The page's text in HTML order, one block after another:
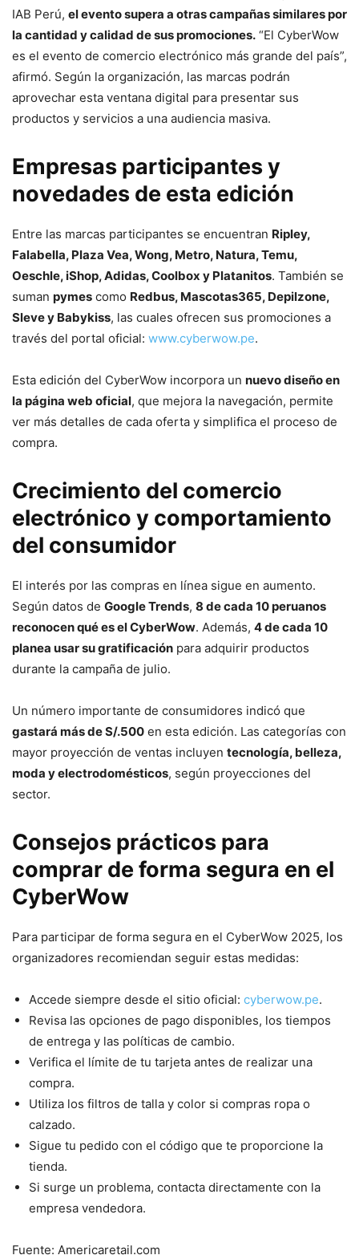
IAB Perú, el evento supera a otras campañas similares por
la cantidad y calidad de sus promociones. “El CyberWow
es el evento de comercio electrónico más grande del país”,
afirmó. Según la organización, las marcas podrán
aprovechar esta ventana digital para presentar sus
productos y servicios a una audiencia masiva.
Empresas participantes y
novedades de esta edición
Entre las marcas participantes se encuentran Ripley,
Falabella, Plaza Vea, Wong, Metro, Natura, Temu,
Oeschle, iShop, Adidas, Coolbox y Platanitos. También se
suman pymes como Redbus, Mascotas365, Depilzone,
Sleve y Babykiss, las cuales ofrecen sus promociones a
través del portal oficial: www.cyberwow.pe.
Esta edición del CyberWow incorpora un nuevo diseño en
la página web oficial, que mejora la navegación, permite
ver más detalles de cada oferta y simplifica el proceso de
compra.
Crecimiento del comercio
electrónico y comportamiento
del consumidor
El interés por las compras en línea sigue en aumento.
Según datos de Google Trends, 8 de cada 10 peruanos
reconocen qué es el CyberWow. Además, 4 de cada 10
planea usar su gratificación para adquirir productos
durante la campaña de julio.
Un número importante de consumidores indicó que
gastará más de S/.500 en esta edición. Las categorías con
mayor proyección de ventas incluyen tecnología, belleza,
moda y electrodomésticos, según proyecciones del
sector.
Consejos prácticos para
comprar de forma segura en el
CyberWow
Para participar de forma segura en el CyberWow 2025, los
organizadores recomiendan seguir estas medidas:
Accede siempre desde el sitio oficial: cyberwow.pe.
Revisa las opciones de pago disponibles, los tiempos
de entrega y las políticas de cambio.
Verifica el límite de tu tarjeta antes de realizar una
compra.
Utiliza los filtros de talla y color si compras ropa o
calzado.
Sigue tu pedido con el código que te proporcione la
tienda.
Si surge un problema, contacta directamente con la
empresa vendedora.
Fuente: Americaretail.com